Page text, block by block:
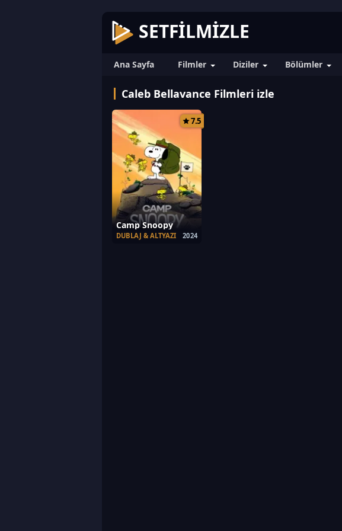
SETFILMIZLE
Ana Sayfa Filmler Diziler Bölümler
Caleb Bellavance Filmleri izle
7.5
Camp Snoopy
2024
DUBLAJ & ALTYAZI